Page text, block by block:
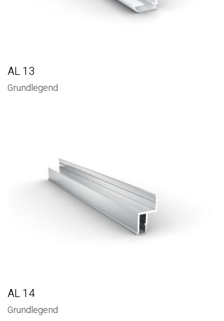
AL 13
Grundlegend
AL 14
Grundlegend